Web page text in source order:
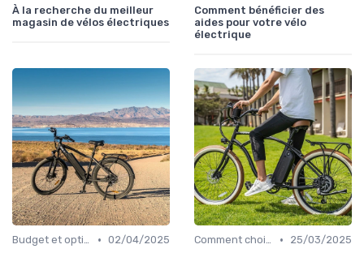
À la recherche du meilleur
magasin de vélos électriques
Comment bénéficier des
aides pour votre vélo
électrique
Budget et options de financement • 02/04/2025
Comment choisir un vélo électrique •
25/03/2025